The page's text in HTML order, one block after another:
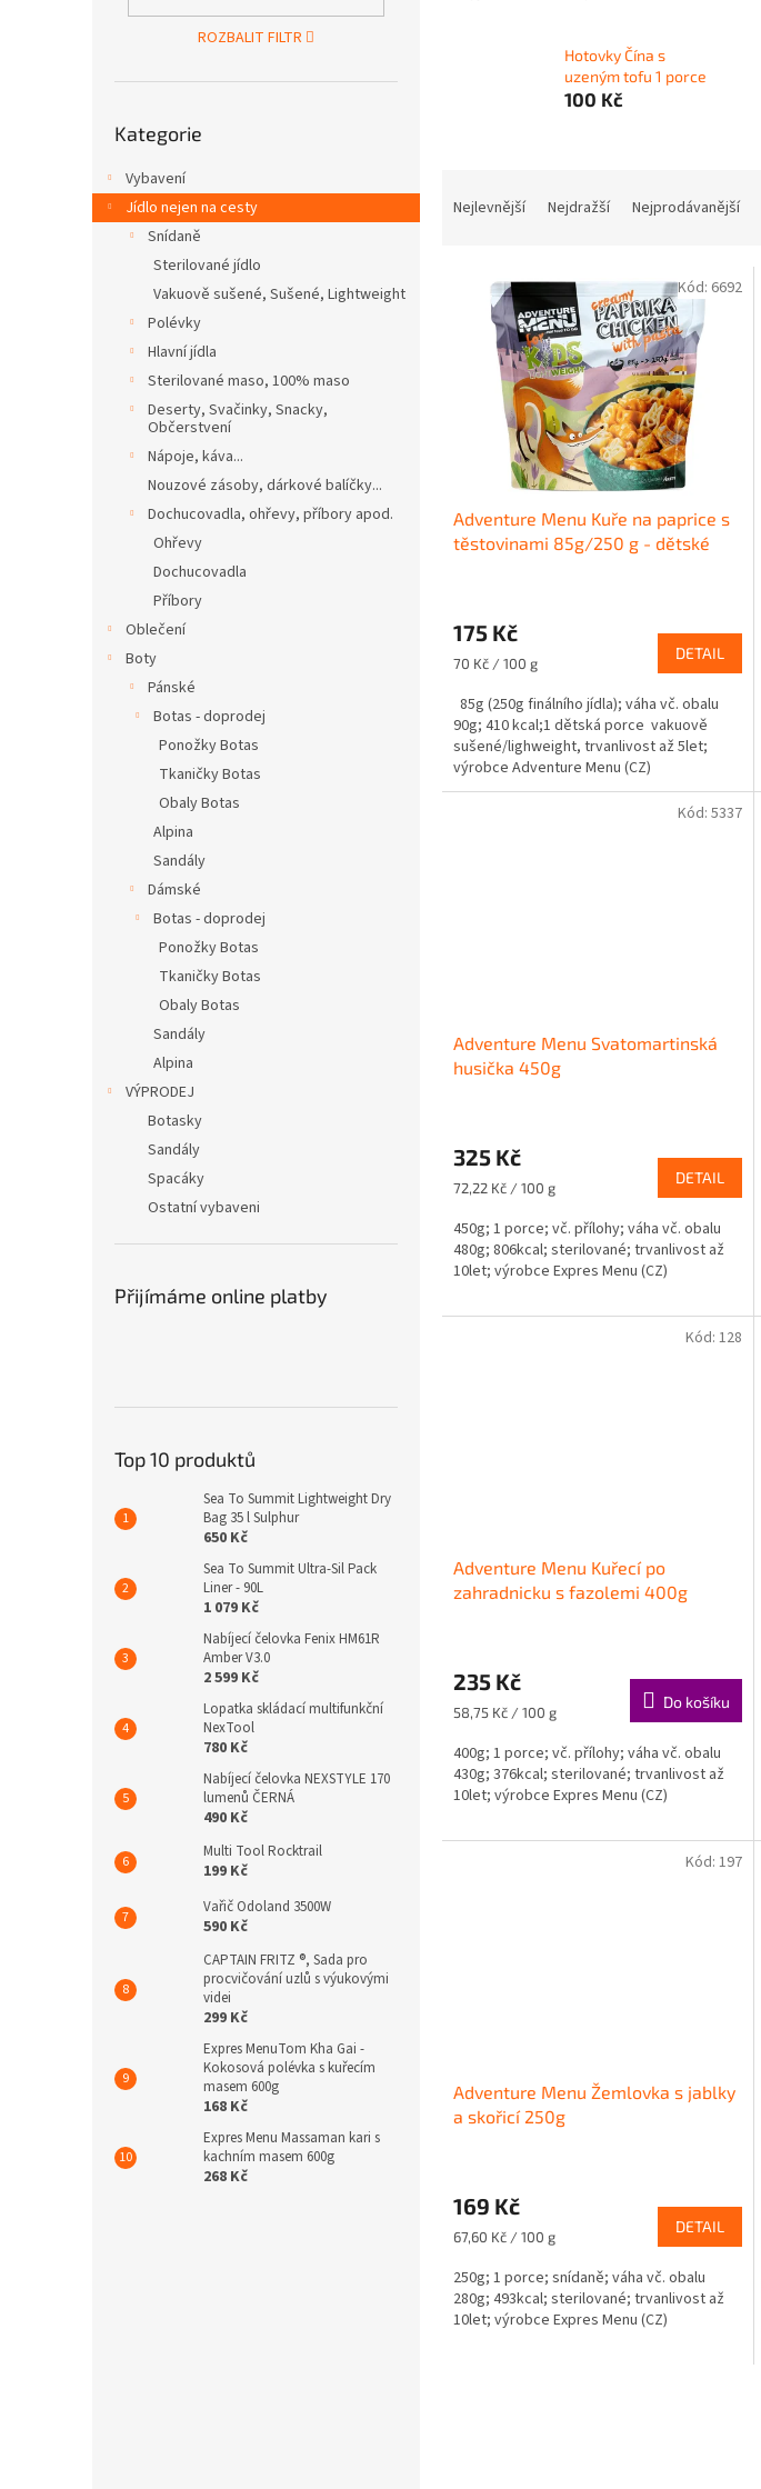
ROZBALIT FILTR
kategorie
Kategorie
Vybavení
Jídlo nejen na cesty
Snídaně
Sterilované jídlo
Vakuově sušené, Sušené, Lightweight
Polévky
Hlavní jídla
Sterilované maso, 100% maso
Deserty, Svačinky, Snacky,
Občerstvení
Nápoje, káva...
Nouzové zásoby, dárkové balíčky...
Dochucovadla, ohřevy, příbory apod.
Ohřevy
Dochucovadla
Příbory
Oblečení
Boty
Pánské
Botas - doprodej
Ponožky Botas
Tkaničky Botas
Obaly Botas
Alpina
Sandály
Dámské
Botas - doprodej
Ponožky Botas
Tkaničky Botas
Obaly Botas
Sandály
Alpina
VÝPRODEJ
Botasky
Sandály
Spacáky
Ostatní vybaveni
Přijímáme online platby
Top 10 produktů
Sea To Summit Lightweight Dry
Bag 35 l Sulphur
650 Kč
Sea To Summit Ultra-Sil Pack
Liner - 90L
1 079 Kč
Nabíjecí čelovka Fenix HM61R
Amber V3.0
2 599 Kč
Lopatka skládací multifunkční
NexTool
780 Kč
Nabíjecí čelovka NEXSTYLE 170
lumenů ČERNÁ
490 Kč
Multi Tool Rocktrail
199 Kč
Vařič Odoland 3500W
590 Kč
CAPTAIN FRITZ ®, Sada pro
procvičování uzlů s výukovými
videi
299 Kč
Expres MenuTom Kha Gai -
Kokosová polévka s kuřecím
masem 600g
168 Kč
Expres Menu Massaman kari s
kachním masem 600g
268 Kč
Hotovky Čína s
uzeným tofu 1 porce
100 Kč
Nejlevnější Nejdražší Nejprodávanější
Adventure Menu Kuře na paprice s
těstovinami 85g/250 g - dětské
175 Kč
Měrná
70 Kč / 100 g
DETAIL
85g (250g finálního jídla); váha vč. obalu
90g; 410 kcal;1 dětská porce vakuově
sušené/lighweight, trvanlivost až 5let;
výrobce Adventure Menu (CZ)
Kód: 6692
Adventure Menu Svatomartinská
husička 450g
325 Kč
Měrná
72,22 Kč / 100 g
DETAIL
450g; 1 porce; vč. přílohy; váha vč. obalu
480g; 806kcal; sterilované; trvanlivost až
10let; výrobce Expres Menu (CZ)
Kód: 5337
Adventure Menu Kuřecí po
zahradnicku s fazolemi 400g
235 Kč
Měrná
58,75 Kč / 100 g
Do košíku
400g; 1 porce; vč. přílohy; váha vč. obalu
430g; 376kcal; sterilované; trvanlivost až
10let; výrobce Expres Menu (CZ)
Kód: 128
Adventure Menu Žemlovka s jablky
a skořicí 250g
169 Kč
Měrná
67,60 Kč / 100 g
DETAIL
250g; 1 porce; snídaně; váha vč. obalu
280g; 493kcal; sterilované; trvanlivost až
10let; výrobce Expres Menu (CZ)
Kód: 197